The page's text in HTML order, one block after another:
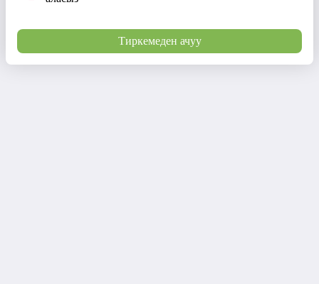
Тиркемеден ачуу